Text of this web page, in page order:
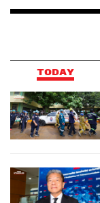
TODAY